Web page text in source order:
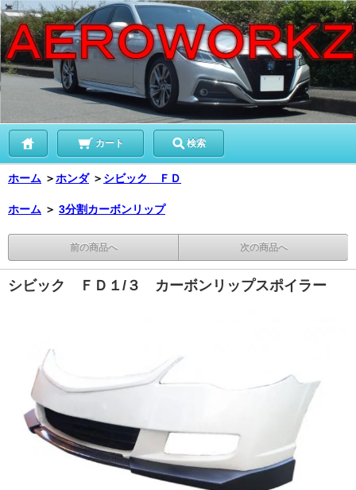
カート 検索
ホーム ＞ホンダ ＞ シビック ＦＤ
ホーム ＞ 3分割カーボンリップ
前の商品へ 次の商品へ
シビック ＦＤ１/３ カーボンリップスポイラー